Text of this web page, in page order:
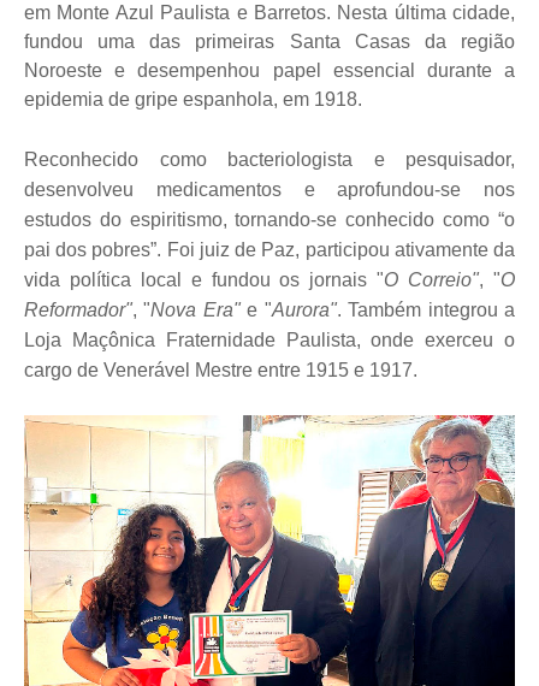
em Monte Azul Paulista e Barretos. Nesta última cidade,
fundou uma das primeiras Santa Casas da região
Noroeste e desempenhou papel essencial durante a
epidemia de gripe espanhola, em 1918.
Reconhecido como bacteriologista e pesquisador,
desenvolveu medicamentos e aprofundou-se nos
estudos do espiritismo, tornando-se conhecido como “o
pai dos pobres”. Foi juiz de Paz, participou ativamente da
vida política local e fundou os jornais "O Correio", "O
Reformador", "Nova Era"e "Aurora". Também integrou a
Loja Maçônica Fraternidade Paulista, onde exerceu o
cargo de Venerável Mestre entre 1915 e 1917.